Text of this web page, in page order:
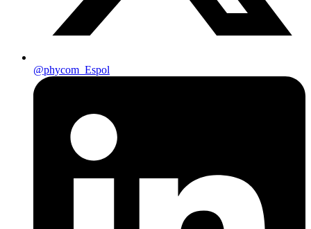
@phycom_Espol